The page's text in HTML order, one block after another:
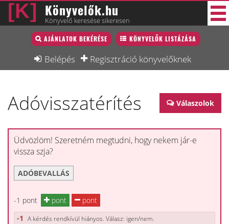
Könyvelők.hu
Könyvelő keresése sikeresen
AJÁNLATOK BEKÉRÉSE KÖNYVELŐK LISTÁZÁSA
Belépés Regisztráció könyvelőknek
Könyvelő lista
Könyvelési munkák
Interjú
Állás
Képzésnaptár
Válaszolok
Adóvisszatérítés
Üdvözlöm! Szeretném megtudni, hogy nekem jár-e
vissza szja?
ADÓBEVALLÁS
-1 pont pont
pont
-1
A kérdés rendkívül hiányos. Válasz: igen/nem.